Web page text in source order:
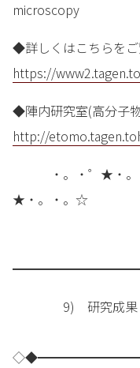
microscopy
◆詳しくはこちらをご
https://
◆陣内研究室(高分子
http://
・。・゜★・。・
★・。・。☆
9) 研究成果